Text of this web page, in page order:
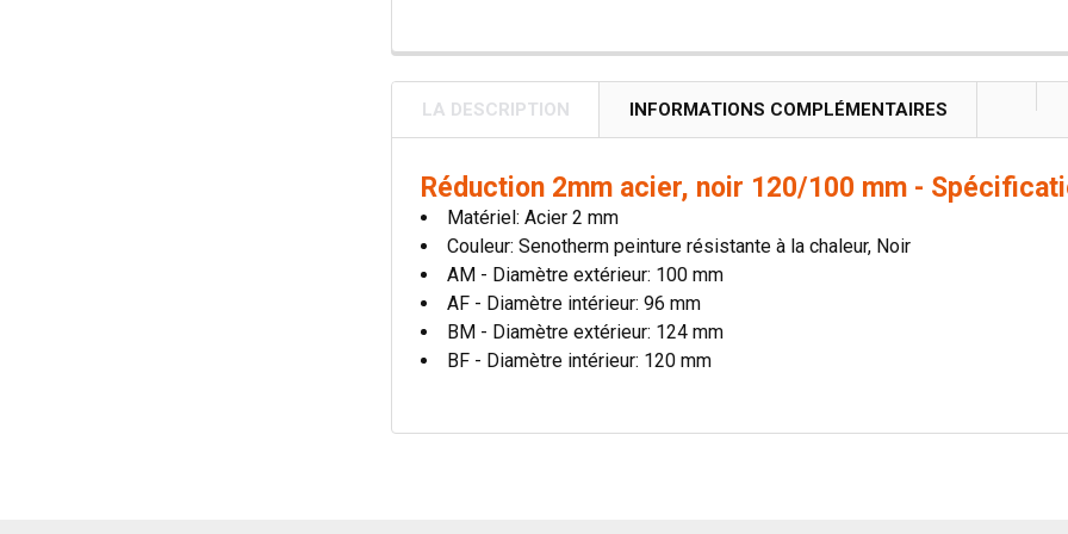
LA DESCRIPTION INFORMATIONS COMPLÉMENTAIRES
Réduction 2mm acier, noir 120/100 mm -
Matériel: Acier 2 mm
Couleur: Senotherm peinture résistante à la chaleur, Noir
AM - Diamètre extérieur: 100 mm
AF - Diamètre intérieur: 96 mm
BM - Diamètre extérieur: 124 mm
BF - Diamètre intérieur: 120 mm